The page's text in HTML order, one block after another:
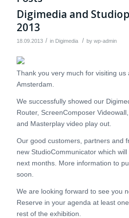
Digimedia and
2013
18.09.2013 / in Digimedia / by wp-admin
Thank you very much for visiting us
Amsterdam.
We successfully showed our
Router, ScreenComposer
and Masterplay video play out.
Our good customers, partners and
new StudioCommunicator which
next months. More information to
soon.
We are looking forward to see you
Reserve in your agenda at least
rest of the exhibition.